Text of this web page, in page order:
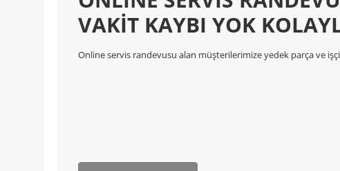
VAKİT KAYBI YOK
Online servis randevusu alan müşterilerimize yedek parça ve